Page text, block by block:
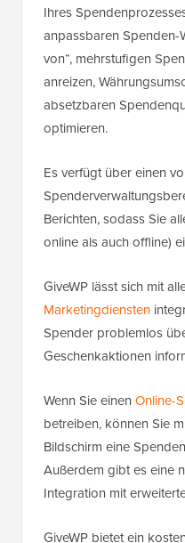
Ihres
anpassbaren Spenden-
von“, mehrstufigen
anreizen,
absetzbaren
optimieren.
Es verfügt über einen
Berichten, sodass Sie
online als auch offline)
GiveWP lässt sich mit
Marketingdiensten
Spender problemlos
Geschenkaktionen
Wenn Sie einen Online-
betreiben, können Sie
Bildschirm eine
Außerdem gibt es eine
Integration mit
GiveWP bietet ein